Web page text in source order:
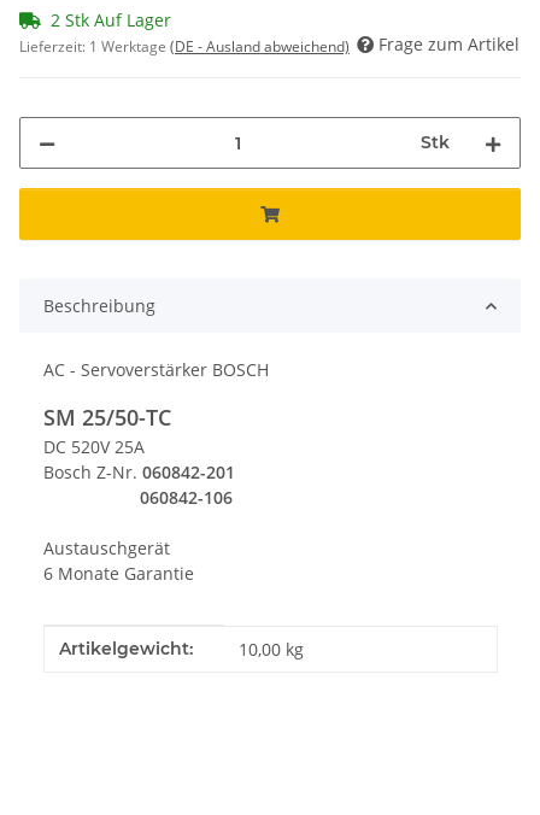
2 Stk Auf Lager
Lieferzeit: 1 Werktage (DE - Ausland abweichend) Frage zum Artikel
Stk
Beschreibung
AC - Servoverstärker BOSCH
SM 25/50-TC
DC 520V 25A
Bosch Z-Nr. 060842-201
060842-106
Austauschgerät
6 Monate Garantie
Produkteigenschaft
Wert
Artikelgewicht: 10,00 kg